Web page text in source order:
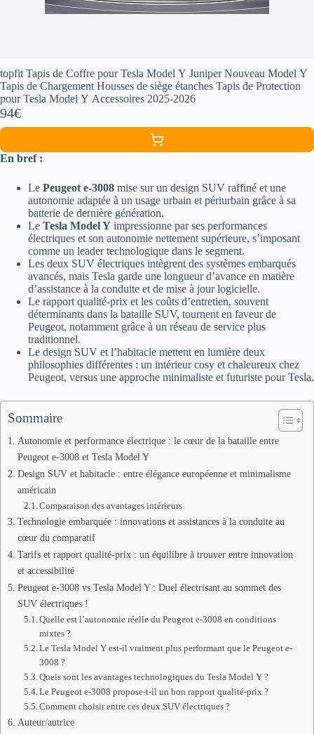
topfit Tapis de Coffre pour Tesla Model Y Juniper Nouveau Model Y
Tapis de Chargement Housses de siège étanches Tapis de Protection
pour Tesla Model Y Accessoires 2025-2026
94€
En bref :
Le Peugeot e-3008 mise sur un design SUV raffiné et une
autonomie adaptée à un usage urbain et périurbain grâce à sa
batterie de dernière génération.
Le Tesla Model Y impressionne par ses performances
électriques et son autonomie nettement supérieure, s’imposant
comme un leader technologique dans le segment.
Les deux SUV électriques intègrent des systèmes embarqués
avancés, mais Tesla garde une longueur d’avance en matière
d’assistance à la conduite et de mise à jour logicielle.
Le rapport qualité-prix et les coûts d’entretien, souvent
déterminants dans la bataille SUV, tournent en faveur de
Peugeot, notamment grâce à un réseau de service plus
traditionnel.
Le design SUV et l’habitacle mettent en lumière deux
philosophies différentes : un intérieur cosy et chaleureux chez
Peugeot, versus une approche minimaliste et futuriste pour Tesla.
Sommaire
Autonomie et performance électrique : le cœur de la bataille entre
Peugeot e-3008 et Tesla Model Y
Design SUV et habitacle : entre élégance européenne et minimalisme
américain
Comparaison des avantages intérieurs
Technologie embarquée : innovations et assistances à la conduite au
cœur du comparatif
Tarifs et rapport qualité-prix : un équilibre à trouver entre innovation
et accessibilité
Peugeot e-3008 vs Tesla Model Y : Duel électrisant au sommet des
SUV électriques !
Quelle est l’autonomie réelle du Peugeot e-3008 en conditions
mixtes ?
Le Tesla Model Y est-il vraiment plus performant que le Peugeot e-
3008 ?
Quels sont les avantages technologiques du Tesla Model Y ?
Le Peugeot e-3008 propose-t-il un bon rapport qualité-prix ?
Comment choisir entre ces deux SUV électriques ?
Auteur/autrice